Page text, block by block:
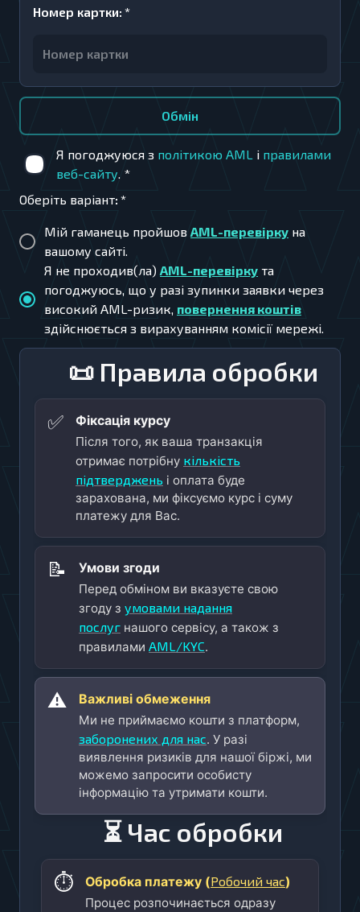
📜 Правила обробки
✅
Фіксація курсу
Після того, як ваша транзакція
отримає потрібну кількість
підтверджень і оплата буде
зарахована, ми фіксуємо курс і суму
платежу для Вас.
📝
Умови згоди
Перед обміном ви вказуєте свою
згоду з умовами надання
послуг нашого сервісу, а також з
правилами AML/KYC.
⚠️
Важливі обмеження
Ми не приймаємо кошти з платформ,
заборонених для нас. У разі
виявлення ризиків для нашої біржі, ми
можемо запросити особисту
інформацію та утримати кошти.
⏳ Час обробки
⏱️ Обробка платежу (Робочий час)
Процес розпочинається одразу
Я погоджуюся з політикою AML і правилами
веб-сайту. *
Оберіть варіант: *
Мій гаманець пройшов AML-перевірку на
вашому сайті.
Я не проходив(ла) AML-перевірку та
погоджуюсь, що у разі зупинки заявки через
високий AML-ризик, повернення коштів
здійснюється з вирахуванням комісії мережі.
Обмiн
Номер картки: *